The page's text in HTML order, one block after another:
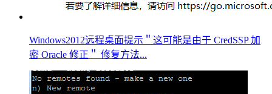
Windows2012远程桌面提示＂这可能是由于 CredSSP 加
密 Oracle 修正＂ 修复方法...